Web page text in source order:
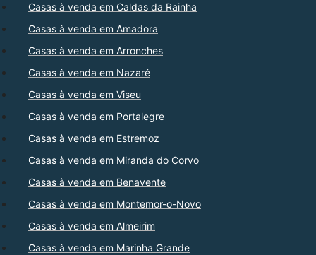
Casas à venda em Caldas da Rainha
Casas à venda em Amadora
Casas à venda em Arronches
Casas à venda em Nazaré
Casas à venda em Viseu
Casas à venda em Portalegre
Casas à venda em Estremoz
Casas à venda em Miranda do Corvo
Casas à venda em Benavente
Casas à venda em Montemor-o-Novo
Casas à venda em Almeirim
Casas à venda em Marinha Grande